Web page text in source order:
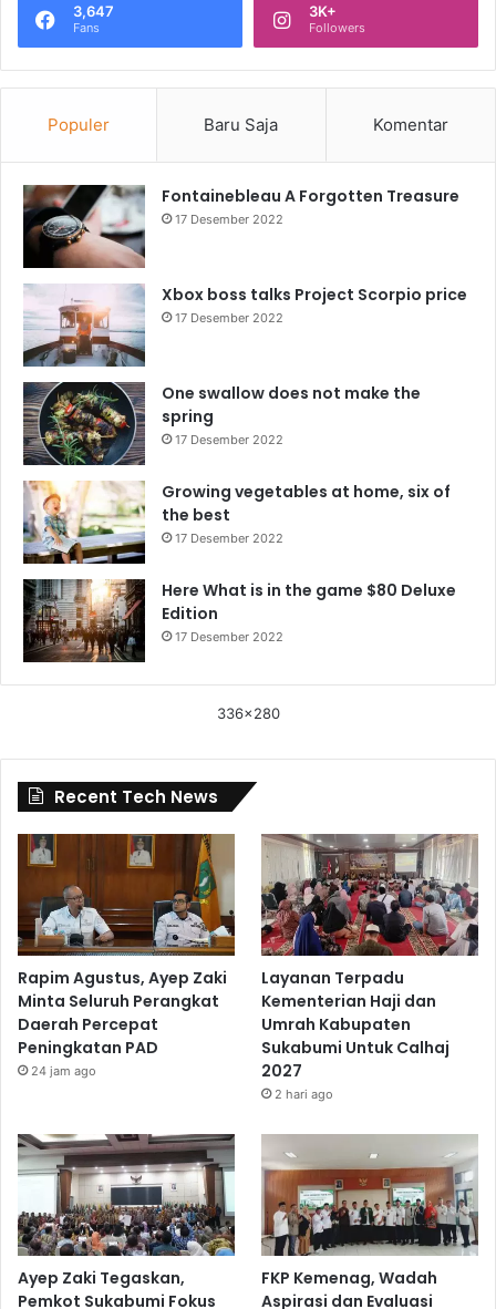
3,647
Fans
3K+
Followers
Populer Baru Saja Komentar
Fontainebleau A Forgotten Treasure
17 Desember 2022
Xbox boss talks Project Scorpio price
17 Desember 2022
One swallow does not make the
spring
17 Desember 2022
Growing vegetables at home, six of
the best
17 Desember 2022
Here What is in the game $80 Deluxe
Edition
17 Desember 2022
336x280
Recent Tech News
Rapim Agustus, Ayep Zaki
Minta Seluruh Perangkat
Daerah Percepat
Peningkatan PAD
24 jam ago
Layanan Terpadu
Kementerian Haji dan
Umrah Kabupaten
Sukabumi Untuk Calhaj
2027
2 hari ago
Ayep Zaki Tegaskan,
Pemkot Sukabumi Fokus
FKP Kemenag, Wadah
Aspirasi dan Evaluasi